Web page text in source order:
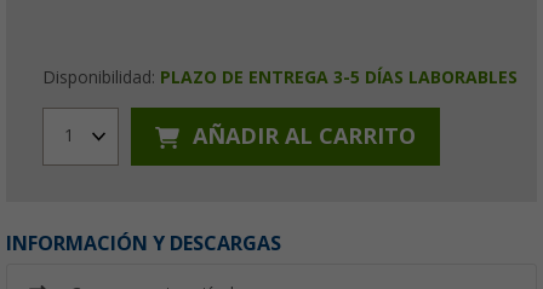
Disponibilidad: PLAZO DE ENTREGA 3-5 DÍAS LABORABLES
1 AÑADIR AL CARRITO
INFORMACIÓN Y DESCARGAS